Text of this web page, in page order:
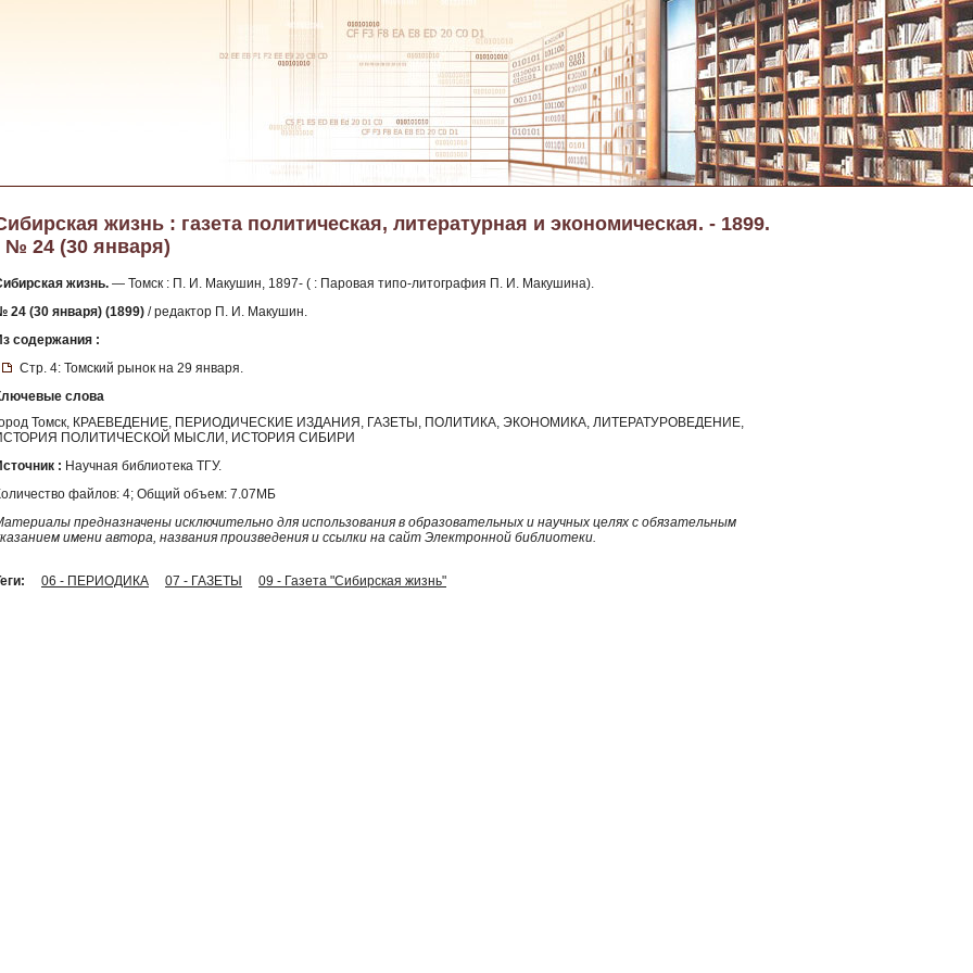
жизнь : газета политическая, литературная и экономическая. - 1899.
№ 24 (30 января)
жизнь. — Томск : П. И. Макушин, 1897- ( : Паровая типо-литография П. И. Макушина).
24 (30 января) (1899) / редактор П. И. Макушин.
содержания :
Стр. 4: Томский рынок на 29 января.
слова
Томск, КРАЕВЕДЕНИЕ, ПЕРИОДИЧЕСКИЕ ИЗДАНИЯ, ГАЗЕТЫ, ПОЛИТИКА, ЭКОНОМИКА, ЛИТЕРАТУРОВЕДЕНИЕ,
ПОЛИТИЧЕСКОЙ МЫСЛИ, ИСТОРИЯ СИБИРИ
: Научная библиотека ТГУ.
файлов: 4; Общий объем: 7.07МБ
предназначены исключительно для использования в образовательных и научных целях с обязательным
имени автора, названия произведения и ссылки на сайт Электронной библиотеки.
06 - ПЕРИОДИКА 07 - ГАЗЕТЫ 09 - Газета "Сибирская жизнь"